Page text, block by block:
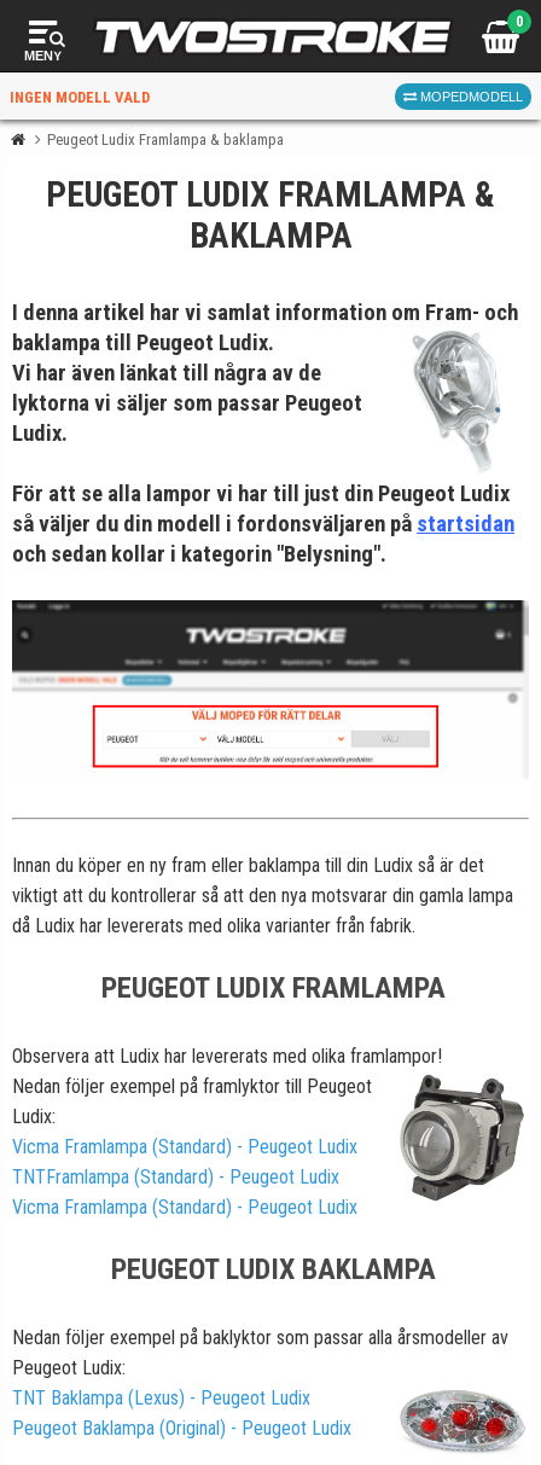
MENY
0
INGEN MODELL VALD MOPEDMODELL
VÄLJ MOPEDFÖR RÄTT DELAR
VÄLJ
När du valt kommer butiken visa delar för vald moped
och universella produkter.
Peugeot Ludix Framlampa & baklampa
PEUGEOT LUDIX FRAMLAMPA &
BAKLAMPA
I denna artikel har vi samlat information om Fram- och
baklampa till Peugeot Ludix.
Vi har även länkat till några av de
lyktorna vi säljer som passar Peugeot
Ludix.
För att se alla lampor vi har till just din Peugeot Ludix
så väljer du din modell i fordonsväljaren på startsidan
och sedan kollar i kategorin "Belysning".
Innan du köper en ny fram eller baklampa till din Ludix så är det
viktigt att du kontrollerar så att den nya motsvarar din gamla lampa
då Ludix har levererats med olika varianter från fabrik.
PEUGEOT LUDIX FRAMLAMPA
Observera att Ludix har levererats med olika framlampor!
Nedan följer exempel på framlyktor till Peugeot
Ludix:
Vicma Framlampa (Standard) - Peugeot Ludix
TNTFramlampa (Standard) - Peugeot Ludix
Vicma Framlampa (Standard) - Peugeot Ludix
PEUGEOT LUDIX BAKLAMPA
Nedan följer exempel på baklyktor som passar alla årsmodeller av
Peugeot Ludix:
TNT Baklampa (Lexus) - Peugeot Ludix
Peugeot Baklampa (Original) - Peugeot Ludix